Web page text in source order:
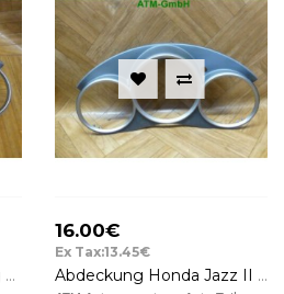
Tachoblende Abdeckung Honda Jazz 2 II 77210-SAA-G0
16.00€
Ex Tax:13.45€
Abdeckung Honda Jazz II GMT 77210-SEL-PO